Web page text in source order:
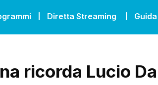
Diretta Streaming
ricorda Lucio